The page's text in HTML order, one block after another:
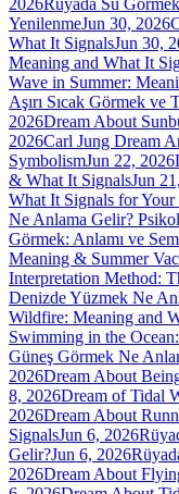
YenilenmeJun 30, 2026
What It SignalsJun 30,
Meaning and What It
Wave in Summer:
Aşırı Sıcak Görmek
2026Dream About
2026Carl Jung Dream
SymbolismJun 22, 2026
& What It SignalsJun
What It Signals for Your
Ne Anlama Gelir?
Görmek: Anlamı ve
Meaning & Summer
Interpretation Method:
Denizde Yüzmek Ne
Wildfire: Meaning and
Swimming in the
Güneş Görmek Ne
2026Dream About
8, 2026Dream of Tidal
2026Dream About
SignalsJun 6, 2026
Gelir?Jun 6, 2026
2026Dream About